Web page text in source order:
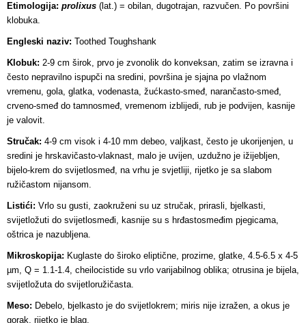
Etimologija: prolixus (lat.) = obilan, dugotrajan, razvučen. Po površini
klobuka.
Engleski naziv: Toothed Toughshank
Klobuk: 2-9 cm širok, prvo je zvonolik do konveksan, zatim se izravna i
često nepravilno ispupči na sredini, površina je sjajna po vlažnom
vremenu, gola, glatka, vodenasta, žućkasto-smeđ, narančasto-smeđ,
crveno-smeđ do tamnosmeđ, vremenom izblijedi, rub je podvijen, kasnije
je valovit.
Stručak: 4-9 cm visok i 4-10 mm debeo, valjkast, često je ukorijenjen, u
sredini je hrskavičasto-vlaknast, malo je uvijen, uzdužno je ižijebljen,
bijelo-krem do svijetlosmeđ, na vrhu je svjetliji, rijetko je sa slabom
ružičastom nijansom.
Listići: Vrlo su gusti, zaokruženi su uz stručak, prirasli, bjelkasti,
svijetložuti do svijetlosmeđi, kasnije su s hrđastosmeđim pjegicama,
oštrica je nazubljena.
Mikroskopija: Kuglaste do široko eliptične, prozirne, glatke, 4.5-6.5 x 4-5
µm, Q = 1.1-1.4, cheilocistide su vrlo varijabilnog oblika; otrusina je bijela,
svijetložuta do svijetloružičasta.
Meso: Debelo, bjelkasto je do svijetlokrem; miris nije izražen, a okus je
gorak, rijetko je blag.